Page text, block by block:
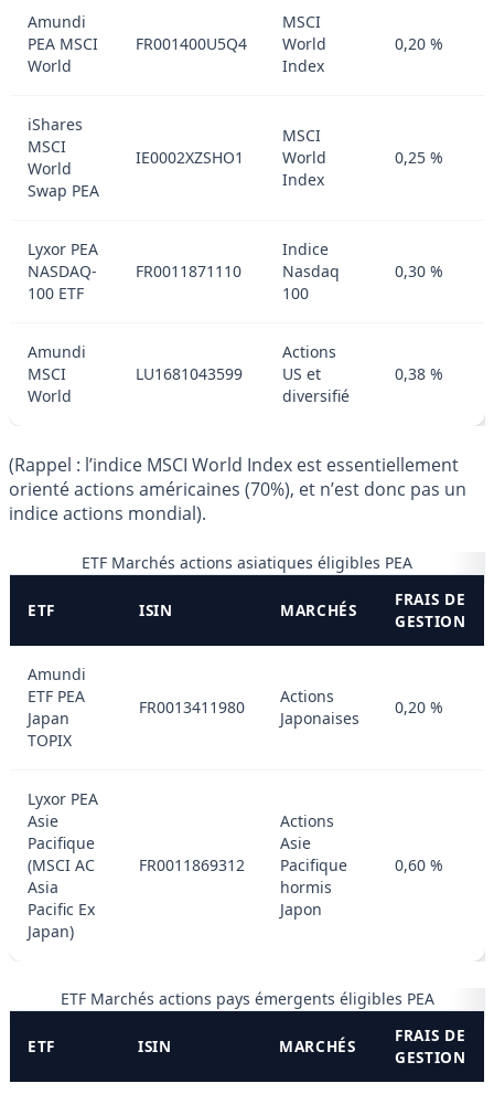
Amundi
PEA MSCI
World
FR001400U5Q4
MSCI
World
Index
0,20 %
iShares
MSCI
World
Swap PEA
IE0002XZSHO1
MSCI
World
Index
0,25 %
Lyxor PEA
NASDAQ-
100 ETF
FR0011871110
Indice
Nasdaq
100
0,30 %
Amundi
MSCI
World
LU1681043599
Actions
US et
diversifié
0,38 %
(Rappel : l’indice MSCI World Index est essentiellement
orienté actions américaines (70%), et n’est donc pas un
indice actions mondial).
ETF Marchés actions asiatiques éligibles PEA
ETF ISIN MARCHÉS
FRAIS DE
GESTION
Amundi
ETF PEA
Japan
TOPIX
FR0013411980
Actions
Japonaises
0,20 %
Lyxor PEA
Asie
Pacifique
(MSCI AC
Asia
Pacific Ex
Japan)
FR0011869312
Actions
Asie
Pacifique
hormis
Japon
0,60 %
ETF Marchés actions pays émergents éligibles PEA
ETF ISIN MARCHÉS
FRAIS DE
GESTION